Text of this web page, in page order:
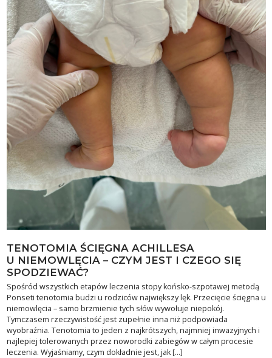
TENOTOMIA ŚCIĘGNA ACHILLESA
U NIEMOWLĘCIA – CZYM JEST I CZEGO SIĘ
SPODZIEWAĆ?
Spośród wszystkich etapów leczenia stopy końsko-szpotawej metodą
Ponseti tenotomia budzi u rodziców największy lęk. Przecięcie ścięgna u
niemowlęcia – samo brzmienie tych słów wywołuje niepokój.
Tymczasem rzeczywistość jest zupełnie inna niż podpowiada
wyobraźnia. Tenotomia to jeden z najkrótszych, najmniej inwazyjnych i
najlepiej tolerowanych przez noworodki zabiegów w całym procesie
leczenia. Wyjaśniamy, czym dokładnie jest, jak […]